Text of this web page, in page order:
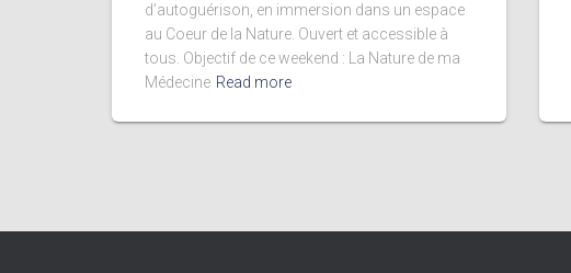
d’autoguérison, en immersion dans un espace
au Coeur de la Nature. Ouvert et accessible à
tous. Objectif de ce weekend : La Nature de ma
Médecine Read more